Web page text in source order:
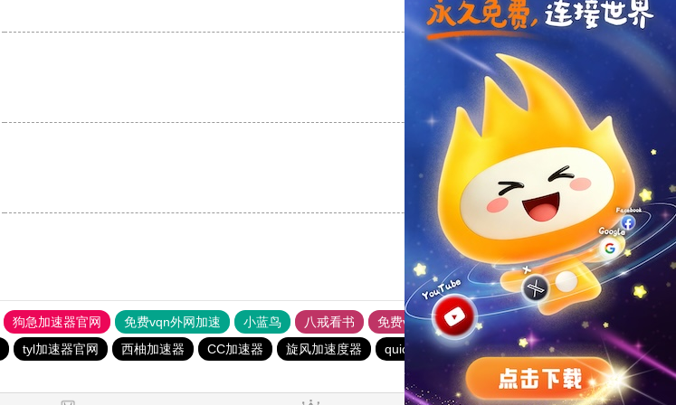
支持 [0] 反对[0]
支持[0] 反对
支持[0] 反对[0]
狗急加速器官网 免费vqn外网加速 小蓝鸟 八戒看书 免费vps加速器外网苹果版
黑豹加速器
tyl加速器官网 西柚加速器 CC加速器 旋风加速度器 quickq BitzNet官网
酷通加速器